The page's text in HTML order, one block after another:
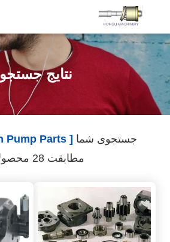
نتایج جستجو
جستجوی شما [ Axial Piston Pump Parts ]
مطابقت 28 محصولات